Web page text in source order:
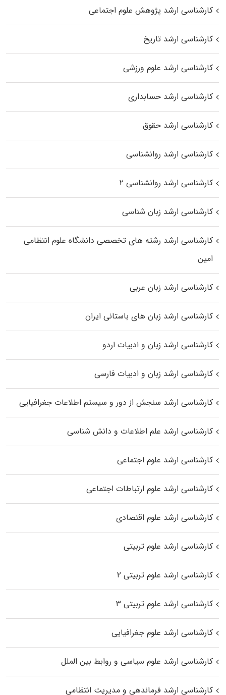
کارشناسی ارشد پژوهش علوم اجتماعی
کارشناسی ارشد تاریخ
کارشناسی ارشد علوم ورزشی
کارشناسی ارشد حسابداری
کارشناسی ارشد حقوق
کارشناسی ارشد روانشناسی
کارشناسی ارشد روانشناسی ۲
کارشناسی ارشد زبان شناسی
کارشناسی ارشد رﺷﺘﻪ ﻫﺎی تخصصی داﻧﺸﮕﺎه ﻋﻠﻮم انتظامی
اﻣﻴﻦ
کارشناسی ارشد زبان عربی
کارشناسی ارشد زبان‌ های باستانی ایران
کارشناسی ارشد زبان و ادبیات اردو
کارشناسی ارشد زبان و ادبیات فارسی
کارشناسی ارشد سنجش از دور و سیستم اطلاعات جغرافیایی
کارشناسی ارشد علم اطلاعات و دانش شناسی
کارشناسی ارشد علوم اجتماعی
کارشناسی ارشد علوم ارتباطات اجتماعی
کارشناسی ارشد علوم اقتصادی
کارشناسی ارشد علوم تربیتی
کارشناسی ارشد علوم تربیتی ۲
کارشناسی ارشد علوم تربیتی ۳
کارشناسی ارشد علوم جغرافیایی
کارشناسی ارشد علوم سیاسی و روابط بین الملل
کارشناسی ارشد فرماندهی و مدیریت انتظامی